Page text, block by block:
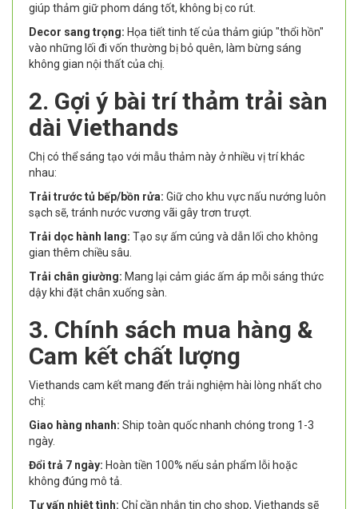
giúp thảm giữ phom dáng tốt, không bị co rút.
Decor sang trọng: Họa tiết tinh tế của thảm giúp "thổi hồn"
vào những lối đi vốn thường bị bỏ quên, làm bừng sáng
không gian nội thất của chị.
2. Gợi ý bài trí thảm trải sàn
dài Viethands
Chị có thể sáng tạo với mẫu thảm này ở nhiều vị trí khác
nhau:
Trải trước tủ bếp/bồn rửa: Giữ cho khu vực nấu nướng luôn
sạch sẽ, tránh nước vương vãi gây trơn trượt.
Trải dọc hành lang: Tạo sự ấm cúng và dẫn lối cho không
gian thêm chiều sâu.
Trải chân giường: Mang lại cảm giác ấm áp mỗi sáng thức
dậy khi đặt chân xuống sàn.
3. Chính sách mua hàng &
Cam kết chất lượng
Viethands cam kết mang đến trải nghiệm hài lòng nhất cho
chị:
Giao hàng nhanh: Ship toàn quốc nhanh chóng trong 1-3
ngày.
Đổi trả 7 ngày: Hoàn tiền 100% nếu sản phẩm lỗi hoặc
không đúng mô tả.
Tư vấn nhiệt tình: Chỉ cần nhắn tin cho shop, Viethands sẽ